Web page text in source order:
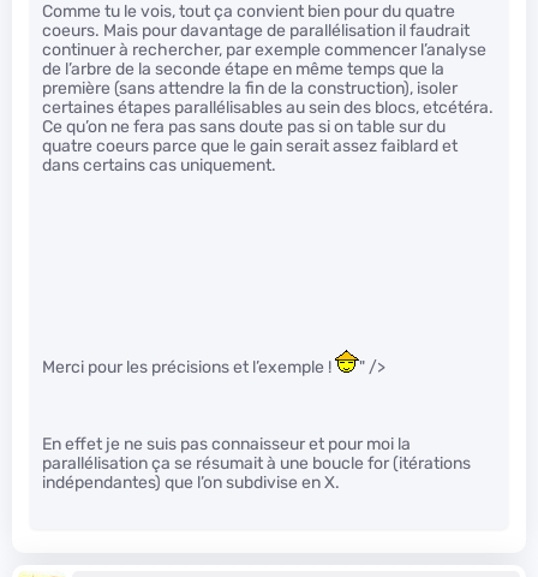
Comme tu le vois, tout ça convient bien pour du quatre
coeurs. Mais pour davantage de parallélisation il faudrait
continuer à rechercher, par exemple commencer l’analyse
de l’arbre de la seconde étape en même temps que la
première (sans attendre la fin de la construction), isoler
certaines étapes parallélisables au sein des blocs, etcétéra.
Ce qu’on ne fera pas sans doute pas si on table sur du
quatre coeurs parce que le gain serait assez faiblard et
dans certains cas uniquement.
Merci pour les précisions et l’exemple ! " />
En effet je ne suis pas connaisseur et pour moi la
parallélisation ça se résumait à une boucle for (itérations
indépendantes) que l’on subdivise en X.